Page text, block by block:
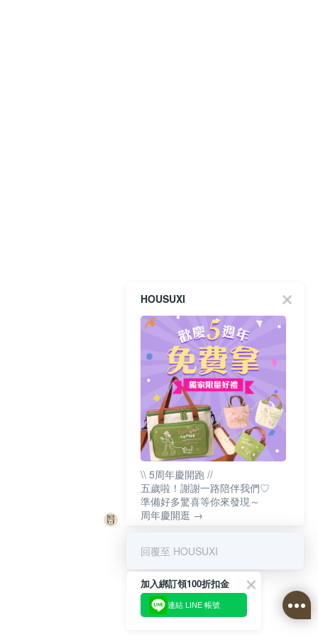
HOUSUXI
\\ 5周年慶開跑 //
五歲啦！謝謝一路陪伴我們♡
準備好多驚喜等你來發現～
周年慶開逛 →
回覆至 HOUSUXI
加入綁訂領100折扣金
連結 LINE 帳號